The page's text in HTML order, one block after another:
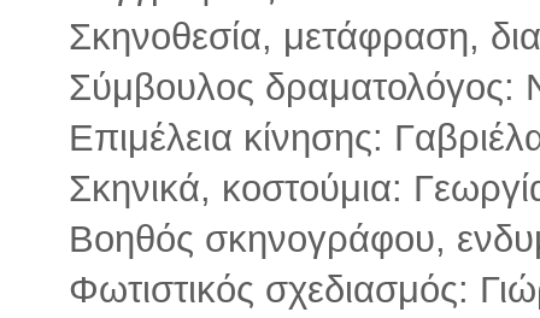
Σκηνοθεσία, μετάφραση,
Σύμβουλος δραματολόγος:
Επιμέλεια κίνησης:
Σκηνικά, κοστούμια:
Βοηθός σκηνογράφου,
Φωτιστικός σχεδιασμός: